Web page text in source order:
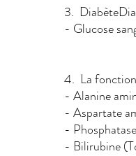
3.
- Glucose
4. La
-
- Aspartate
-
- Bilirubine